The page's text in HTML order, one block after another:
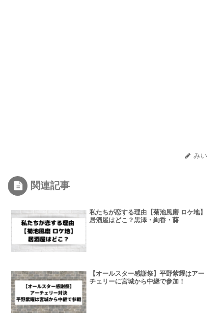
みい
関連記事
私たちが恋する理由【菊池風磨 ロケ地】
居酒屋はどこ？黒澤・絢香・葵
【オールスター感謝祭】平野紫耀はアー
チェリーに宮城から中継で参加！